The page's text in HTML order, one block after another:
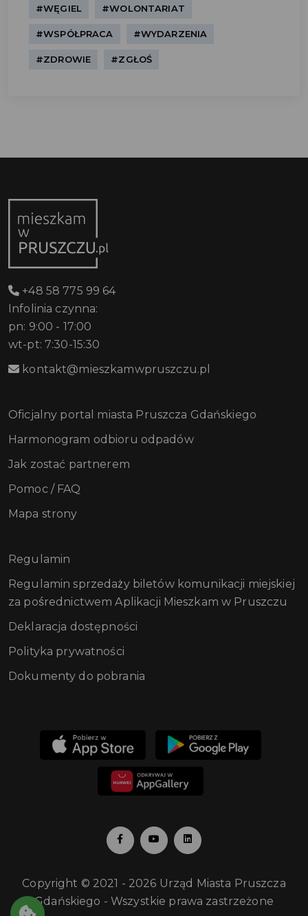
#WĘGIEL #WOLONTARIAT
#WSPÓŁPRACA #WYDARZENIA
#ZDROWIE #ZGŁOŚ
+48 58 775 99 64
Infolinia czynna:
pn: 9:00 - 17:00
wt-pt: 7:30-15:30
kontakt@mieszkamwpruszczu.pl
Oficjalny portal miasta Pruszcza Gdańskiego
Harmonogram odbioru odpadów
Jak zostać partnerem
Pomoc / FAQ
Mapa strony
Regulamin
Regulamin sprzedaży biletów komunikacji miejskiej
za pośrednictwem Aplikacji Mieszkam w Pruszczu
Deklaracja dostępności
Polityka prywatności
Dokumenty do pobrania
Copyright © 2021 - 2026 Urząd Miasta Pruszcza
Gdańskiego - Wszystkie prawa zastrzeżone